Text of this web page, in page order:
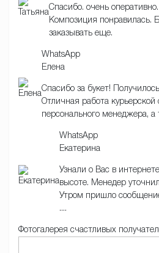
Спасибо. очень
Композиция понравилась.
заказывать еще.
WhatsApp
Елена
Спасибо за букет!
Отличная работа
персонального менеджера, а
WhatsApp
Екатерина
Узнали о Вас в
высоте. Менедер
Утром пришло
....
Фотогалерея счастливых